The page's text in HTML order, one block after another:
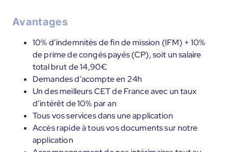
Avantages
10% d’indemnités de fin de mission (IFM) + 10%
de prime de congés payés (CP), soit un salaire
total brut de 14,90€
Demandes d’acompte en 24h
Un des meilleurs CET de France avec un taux
d’intérêt de 10% par an
Tous vos services dans une application
Accès rapide à tous vos documents sur notre
application